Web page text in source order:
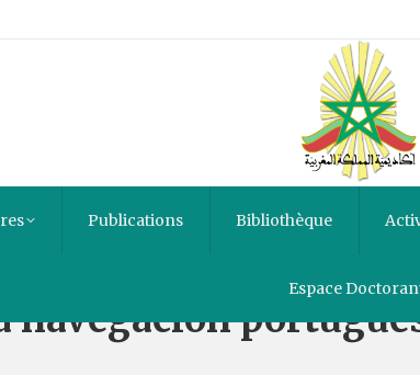
Publications Bibliothèque
Espace
navegacion